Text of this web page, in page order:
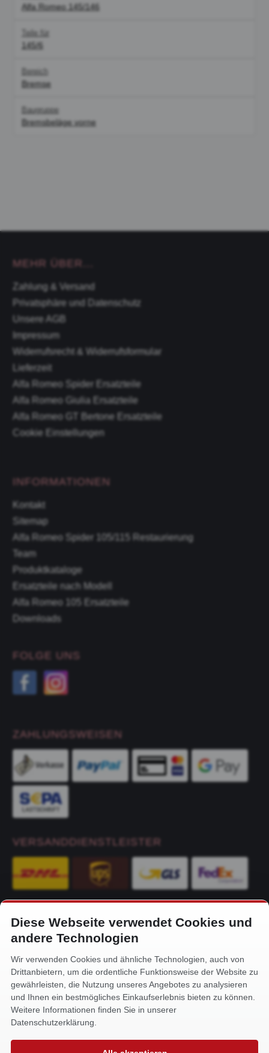
Alfa Romeo 145/146
Teile für
145/6
Bereich
Bremse
Baugruppe
Bremsbeläge vorne
MEHR ÜBER...
Zahlung & Versand
Privatsphäre und Datenschutz
Unsere AGB
Impressum
Widerrufsrecht & Widerrufsformular
Lieferzeit
Alfa Romeo Spider Ersatzteile
Alfa Romeo Giulia Ersatzteile
Alfa Romeo GT Bertone Ersatzteile
Cookie Einstellungen
INFORMATIONEN
Kontakt
Sitemap
Alfa Romeo Spider 105/115 Restaurierung
Team
Produktkataloge
Ersatzteile nach Modell
Alfa Romeo 105 Ersatzteile
Downloads
FOLGE UNS
ZAHLUNGSWEISEN
VERSANDDIENSTLEISTER
KONTAKT
Alfa-Service Hurtienne GmbH
Siemensstr. 32
59199 Bönen
+49 (0) 2383 93640
info@alfa-service.com
Whatsapp (no voice calls):
Diese Webseite verwendet Cookies und
andere Technologien
Wir verwenden Cookies und ähnliche Technologien, auch von
Drittanbietern, um die ordentliche Funktionsweise der Website zu
gewährleisten, die Nutzung unseres Angebotes zu analysieren
und Ihnen ein bestmögliches Einkaufserlebnis bieten zu können.
Weitere Informationen finden Sie in unserer
Datenschutzerklärung.